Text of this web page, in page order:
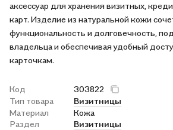
аксессуар для хранения визитных,
карт. Изделие из натуральной кожи
функциональность и долговечность,
владельца и обеспечивая удобный
карточкам.
Код
303822
Тип товара
Визитницы
Материал
Кожа
Раздел
Визитницы